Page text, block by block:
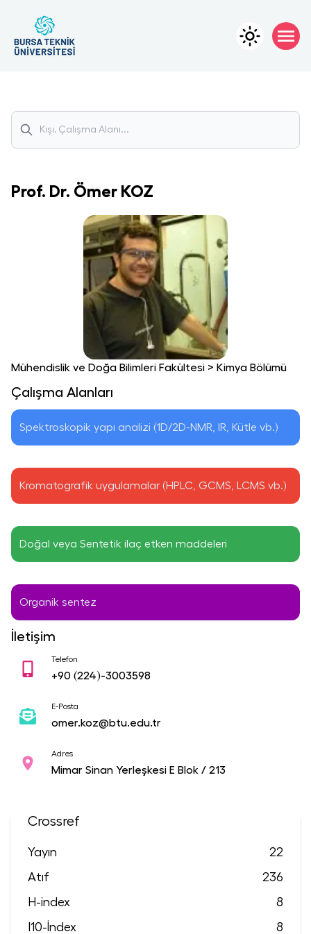
Prof. Dr. Ömer KOZ
Mühendislik ve Doğa Bilimleri Fakültesi > Kimya Bölümü
Çalışma Alanları
Spektroskopik yapı analizi (1D/2D-NMR, IR, Kütle vb.)
Kromatografik uygulamalar (HPLC, GCMS, LCMS vb.)
Doğal veya Sentetik ilaç etken maddeleri
Organik sentez
İletişim
Telefon
+90 (224)-3003598
E-Posta
omer.koz@btu.edu.tr
Adres
Mimar Sinan Yerleşkesi E Blok / 213
Crossref
Yayın
22
Atıf
236
H-index
8
I10-İndex
8